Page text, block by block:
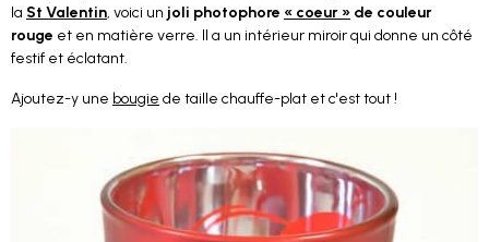
la St Valentin, voici un joli photophore « coeur » de couleur
rouge et en matière verre. Il a un intérieur miroir qui donne un côté
festif et éclatant.
Ajoutez-y une bougie de taille chauffe-plat et c'est tout !